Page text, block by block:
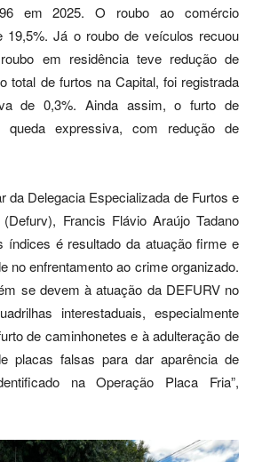
em 2025. O roubo ao comércio
19,5%. Já o roubo de veículos recuou
em residência teve redução de
total de furtos na Capital, foi registrada
de 0,3%. Ainda assim, o furto de
queda expressiva, com redução de
da Delegacia Especializada de Furtos e
Francis Flávio Araújo Tadano
índices é resultado da atuação firme e
no enfrentamento ao crime organizado.
se devem à atuação da DEFURV no
interestaduais, especialmente
de caminhonetes e à adulteração de
placas falsas para dar aparência de
na Operação Placa Fria”,